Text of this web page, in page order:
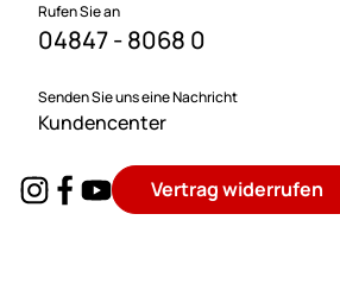
Rufen Sie an
04847 - 8068 0
Senden Sie uns eine Nachricht
Kundencenter
Vertrag widerrufen